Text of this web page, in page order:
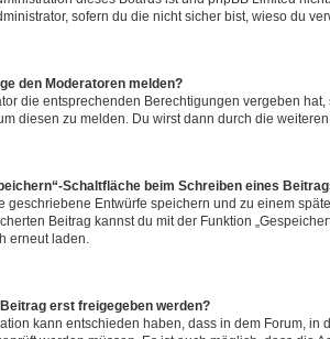
sofern du die nicht sicher bist, wieso du
den Moderatoren melden?
die entsprechenden Berechtigungen vergeben
diesen zu melden. Du wirst dann durch die
Schaltfläche beim Schreiben eines
geschriebene Entwürfe speichern und zu einem
Beitrag kannst du mit der Funktion
erneut laden.
erst freigegeben werden?
kann entschieden haben, dass in dem Forum, in